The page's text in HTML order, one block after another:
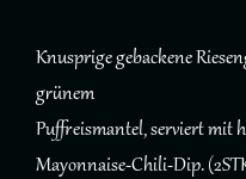
Knusprige gebackene
grünem
Puffreismantel, serviert mit
Mayonnaise-Chili-Dip.